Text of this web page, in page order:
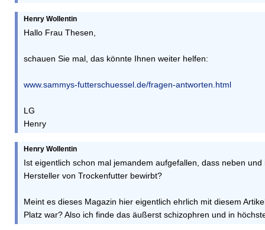
Henry Wollentin
Hallo Frau Thesen,
schauen Sie mal, das könnte Ihnen weiter helfen:
www.sammys-futterschuessel.de/fragen-antworten.html
LG
Henry
Henry Wollentin
Ist eigentlich schon mal jemandem aufgefallen, dass neben
Hersteller von Trockenfutter bewirbt?
Meint es dieses Magazin hier eigentlich ehrlich mit diesem
Platz war? Also ich finde das äußerst schizophren und in